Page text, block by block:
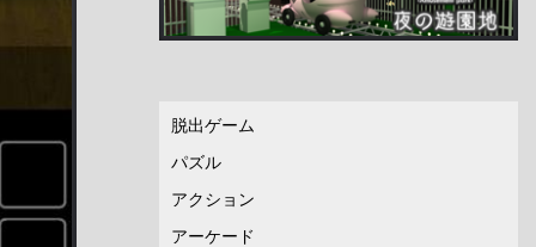
脱出ゲーム
パズル
アクション
アーケード